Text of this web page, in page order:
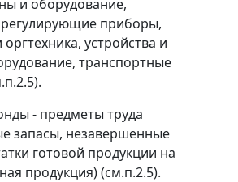
и оборудование,
приборы,
устройства и
транспортные
- предметы труда
запасы, незавершенные
готовой продукции на
продукция) (см.п.2.5).